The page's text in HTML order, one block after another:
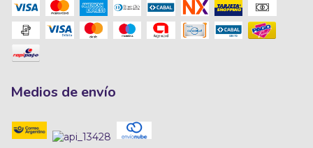
Medios de envío